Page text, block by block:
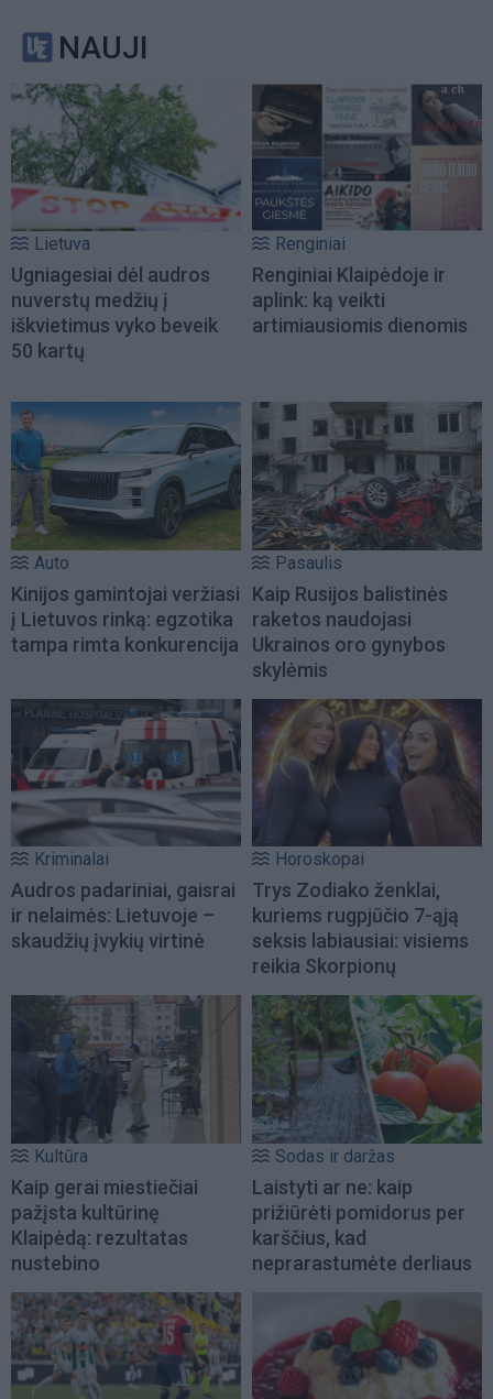
NAUJI
Lietuva
Ugniagesiai dėl audros
nuverstų medžių į
iškvietimus vyko beveik
50 kartų
Renginiai
Renginiai Klaipėdoje ir
aplink: ką veikti
artimiausiomis dienomis
Auto
Kinijos gamintojai veržiasi
į Lietuvos rinką: egzotika
tampa rimta konkurencija
Pasaulis
Kaip Rusijos balistinės
raketos naudojasi
Ukrainos oro gynybos
skylėmis
Kriminalai
Audros padariniai, gaisrai
ir nelaimės: Lietuvoje –
skaudžių įvykių virtinė
Horoskopai
Trys Zodiako ženklai,
kuriems rugpjūčio 7-ąją
seksis labiausiai: visiems
reikia Skorpionų
Kultūra
Kaip gerai miestiečiai
pažįsta kultūrinę
Klaipėdą: rezultatas
nustebino
Sodas ir daržas
Laistyti ar ne: kaip
prižiūrėti pomidorus per
karščius, kad
neprarastumėte derliaus